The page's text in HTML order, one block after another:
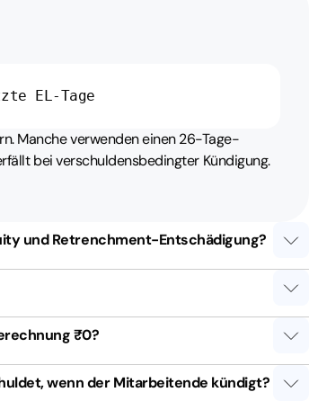
EL-Tage
Manche verwenden einen 26-Tage-
bei verschuldensbedingter Kündigung.
und Retrenchment-Entschädigung?
₹0?
wenn der Mitarbeitende kündigt?